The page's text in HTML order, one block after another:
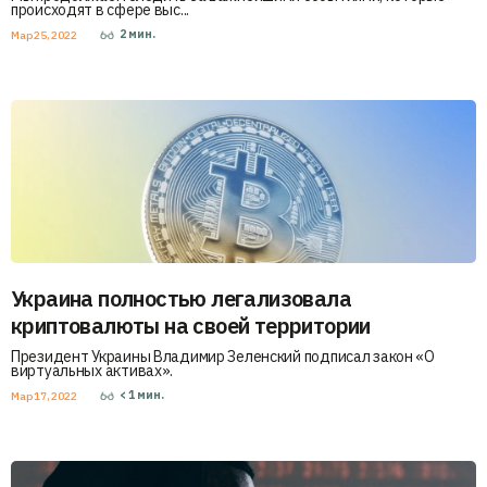
происходят в сфере выс...
Мар 25, 2022 2 мин.
Украина полностью легализовала
криптовалюты на своей территории
Президент Украины Владимир Зеленский подписал закон «О
виртуальных активах».
Мар 17, 2022 < 1 мин.